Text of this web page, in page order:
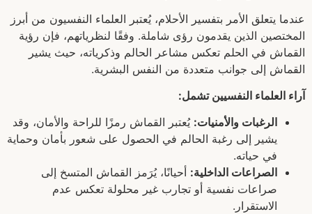
عندما يتعلق الأمر بتفسير الأحلام، يُعتبر العلماء النفسيون من أبرز
المختصين الذين يقدمون رؤى شاملة. وفقًا لنظرياتهم، فإن رؤية
القماش في الحلم تعكس مشاعر الحالم وذكرياته، حيث يشير
القماش إلى جوانب متعددة من النفس البشرية.
آراء العلماء النفسيين تشمل:
الرغبات والأمنيات: يُعتبر القماش رمزًا للراحة والأمان، وقد
يشير إلى رغبة الحالم في الحصول على شعور بأمان وحماية
في حياته.
الصراعات الداخلية: أحيانًا، يُرَمز القماش المتسخ إلى
صراعات نفسية أو تجارب غير محلولة تعكس عدم
الاستقرار.